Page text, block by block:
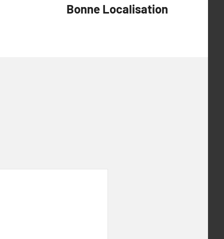
Bonne Localisation